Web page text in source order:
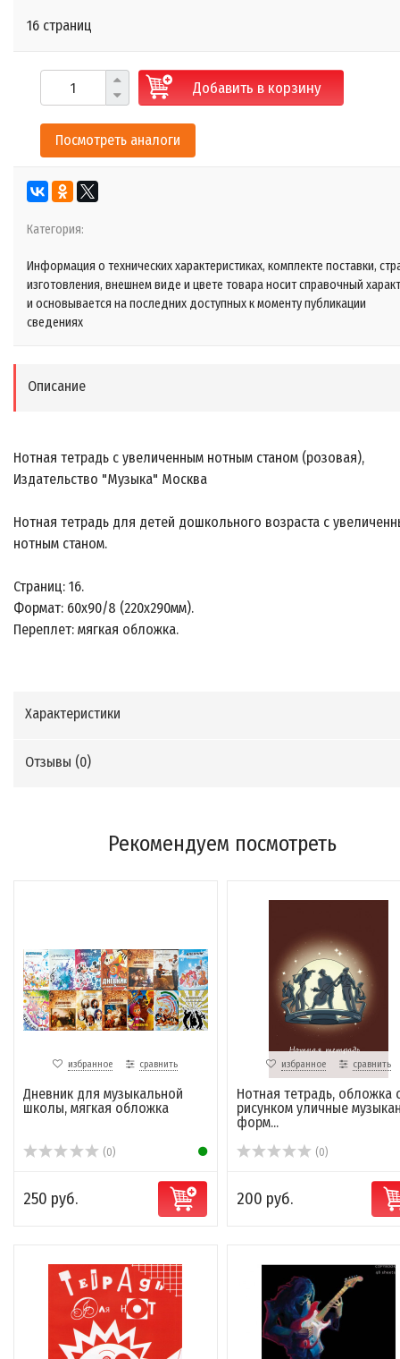
16 страниц
Добавить в корзину
Посмотреть аналоги
Категория:
Информация о технических характеристиках, комплекте поставки,
изготовления, внешнем виде и цвете товара носит справочный
и основывается на последних доступных к моменту публикации
сведениях
Описание
Нотная тетрадь с увеличенным нотным станом (розовая),
Издательство "Музыка" Москва
Нотная тетрадь для детей дошкольного возраста с
нотным станом.
Страниц: 16.
Формат: 60х90/8 (220х290мм).
Переплет: мягкая обложка.
Характеристики
Отзывы (0)
Рекомендуем посмотреть
избранное сравнить
Дневник для музыкальной
школы, мягкая обложка
(0)
250 руб.
избранное сравнить
Нотная тетрадь, обложка
рисунком уличные
форм...
(0)
200 руб.